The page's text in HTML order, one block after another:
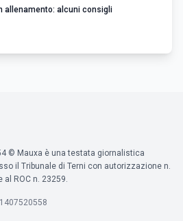
allenamento: alcuni consigli
© Mauxa è una testata giornalistica
il Tribunale di Terni con autorizzazione n.
ROC n. 23259.